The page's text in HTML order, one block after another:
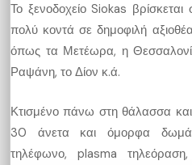
Το ξενοδοχείο Siokas
πολύ κοντά σε δημοφιλή
όπως τα Μετέωρα, η
Ραψάνη, το Δίον κ.ά.
Κτισμένο πάνω στη θάλασσα
30 άνετα και όμορφα
τηλέφωνο, plasma